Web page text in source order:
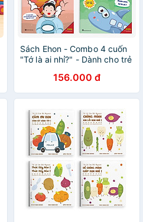
Sách Ehon - Combo 4 cuốn
"Tớ là ai nhỉ?" - Dành cho trẻ
156.000 đ